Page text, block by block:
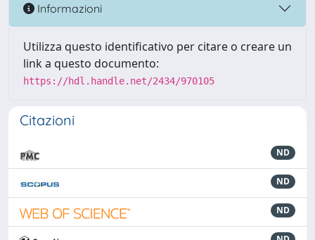
Informazioni
Utilizza questo identificativo per citare o creare un
link a questo documento:
https://hdl.handle.net/2434/970105
Citazioni
ND
ND
ND